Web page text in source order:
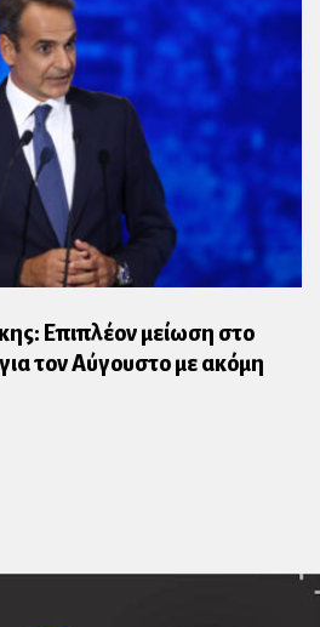
Επιπλέον μείωση στο
τον Αύγουστο με ακόμη